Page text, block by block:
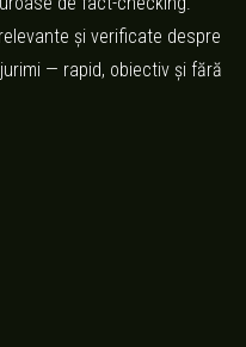
și verificate despre
— rapid, obiectiv și fără